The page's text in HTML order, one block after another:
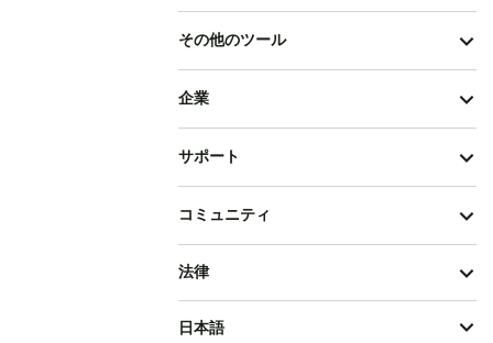
その他のツール
企業
サポート
コミュニティ
法律
日本語